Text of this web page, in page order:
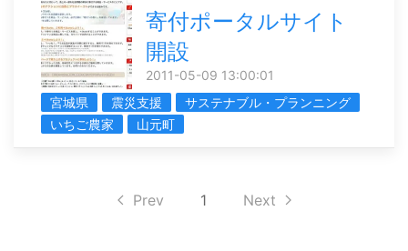
寄付ポータルサイト
開設
2011-05-09 13:00:01
宮城県
震災支援
サステナブル・プランニング
いちご農家
山元町
Prev 1 Next